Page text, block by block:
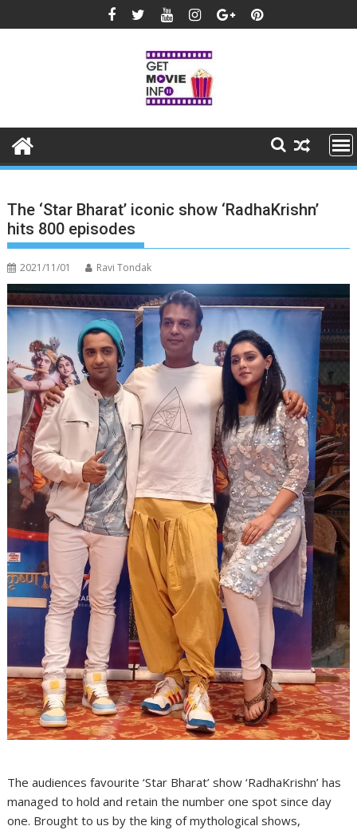
to
The ‘Star Bharat’ iconic show ‘RadhaKrishn’
hits 800 episodes
2021/11/01 Ravi Tondak
The audiences favourite ‘Star Bharat’ show ‘RadhaKrishn’ has
managed to hold and retain the number one spot since day
one. Brought to us by the king of mythological shows,